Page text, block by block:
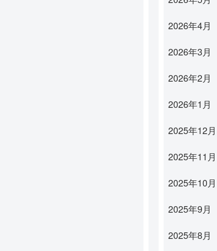
2026年4月
2026年3月
2026年2月
2026年1月
2025年12月
2025年11月
2025年10月
2025年9月
2025年8月